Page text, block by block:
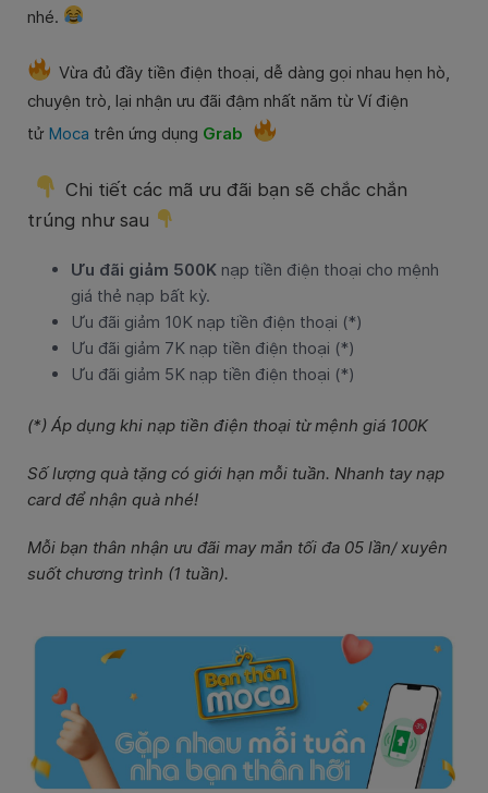
nhé.
Vừa đủ đầy tiền điện thoại, dễ dàng gọi nhau hẹn hò,
chuyện trò, lại nhận ưu đãi đậm nhất năm từ Ví điện
tử Moca trên ứng dụng Grab
Chi tiết các mã ưu đãi bạn sẽ chắc chắn
trúng như sau
Ưu đãi giảm 500K nạp tiền điện thoại cho mệnh
giá thẻ nạp bất kỳ.
Ưu đãi giảm 10K nạp tiền điện thoại (*)
Ưu đãi giảm 7K nạp tiền điện thoại (*)
Ưu đãi giảm 5K nạp tiền điện thoại (*)
(*) Áp dụng khi nạp tiền điện thoại từ mệnh giá 100K
Số lượng quà tặng có giới hạn mỗi tuần. Nhanh tay nạp
card để nhận quà nhé!
Mỗi bạn thân nhận ưu đãi may mắn tối đa 05 lần/ xuyên
suốt chương trình (1 tuần).